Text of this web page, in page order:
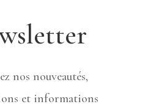
nos nouveautés,
et informations